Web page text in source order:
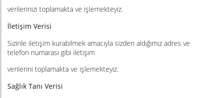
verilerinizi toplamakta ve işlemekteyiz.
İletişim Verisi
Sizinle iletişim kurabilmek amacıyla sizden aldığımız adres ve
telefon numarası gibi iletişim
verilerini toplamakta ve işlemekteyiz.
Sağlık Tanı Verisi